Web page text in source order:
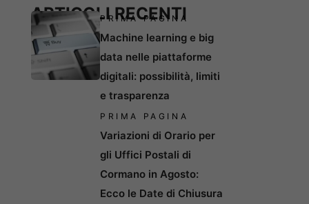
ARTICOLI RECENTI
PRIMA PAGINA
Machine learning e big
data nelle piattaforme
digitali: possibilità, limiti
e trasparenza
PRIMA PAGINA
Variazioni di Orario per
gli Uffici Postali di
Cormano in Agosto:
Ecco le Date di Chiusura